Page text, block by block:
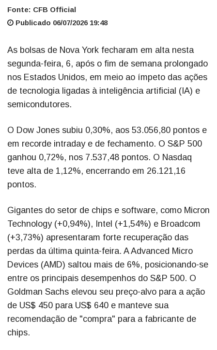
Fonte: CFB Official
Publicado 06/07/2026 19:48
As bolsas de Nova York fecharam em alta nesta
segunda-feira, 6, após o fim de semana prolongado
nos Estados Unidos, em meio ao ímpeto das ações
de tecnologia ligadas à inteligência artificial (IA) e
semicondutores.
O Dow Jones subiu 0,30%, aos 53.056,80 pontos e
em recorde intraday e de fechamento. O S&P 500
ganhou 0,72%, nos 7.537,48 pontos. O Nasdaq
teve alta de 1,12%, encerrando em 26.121,16
pontos.
Gigantes do setor de chips e software, como Micron
Technology (+0,94%), Intel (+1,54%) e Broadcom
(+3,73%) apresentaram forte recuperação das
perdas da última quinta-feira. A Advanced Micro
Devices (AMD) saltou mais de 6%, posicionando-se
entre os principais desempenhos do S&P 500. O
Goldman Sachs elevou seu preço-alvo para a ação
de US$ 450 para US$ 640 e manteve sua
recomendação de "compra" para a fabricante de
chips.